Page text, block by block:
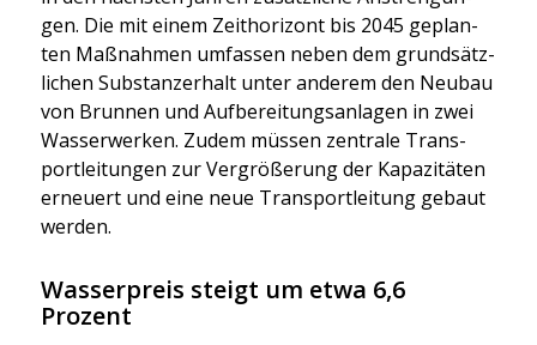
gen. Die mit einem Zeit­ho­ri­zont bis 2045 geplan­
ten Maß­nah­men umfas­sen neben dem grund­sätz­
li­chen Sub­stanz­er­halt unter ande­rem den Neu­bau
von Brun­nen und Auf­be­rei­tungs­an­la­gen in zwei
Was­ser­wer­ken. Zudem müs­sen zen­tra­le Trans­
port­lei­tun­gen zur Ver­grö­ße­rung der Kapa­zi­tä­ten
erneu­ert und eine neue Trans­port­lei­tung gebaut
wer­den.
Wasserpreis steigt um etwa 6,6
Prozent